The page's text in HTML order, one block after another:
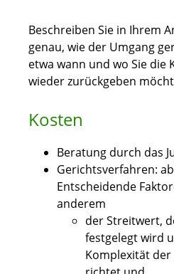
Beschreiben Sie in Ihrem
genau, wie der Umgang
etwa wann und wo Sie die
wieder zurückgeben
Kosten
Beratung durch das
Gerichtsverfahren:
Entscheidende
anderem
der Streitwert,
festgelegt wird
Komplexität